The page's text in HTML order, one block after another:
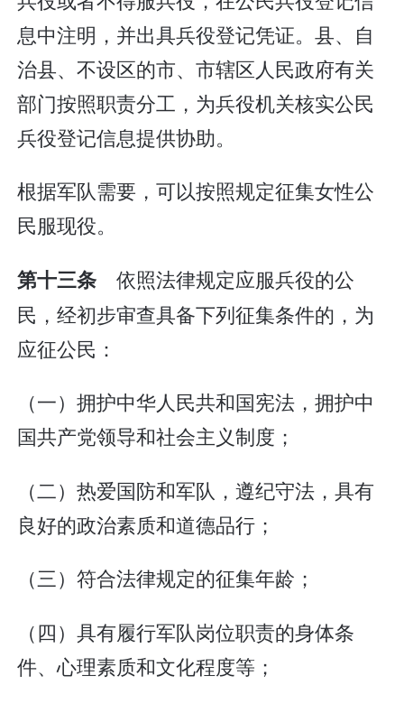
息中注明，并出具兵役登记凭证。县、自
治县、不设区的市、市辖区人民政府有关
部门按照职责分工，为兵役机关核实公民
兵役登记信息提供协助。
根据军队需要，可以按照规定征集女性公
民服现役。
第十三条 依照法律规定应服兵役的公
民，经初步审查具备下列征集条件的，为
应征公民：
（一）拥护中华人民共和国宪法，拥护中
国共产党领导和社会主义制度；
（二）热爱国防和军队，遵纪守法，具有
良好的政治素质和道德品行；
（三）符合法律规定的征集年龄；
（四）具有履行军队岗位职责的身体条
件、心理素质和文化程度等；